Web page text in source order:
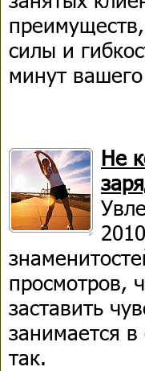
силы и
минут
Не
просмотров,
заставить
занимается
так.